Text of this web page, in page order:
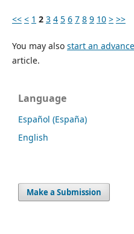
<< < 1 2 3 4 5 6 7 8 9 10 > >>
You may also start an
article.
Language
Español (España)
English
Make a Submission